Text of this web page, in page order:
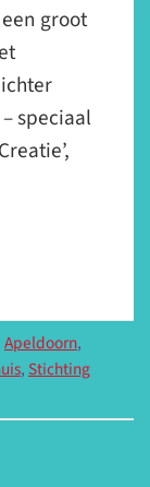
groot
speciaal
Apeldoorn,
, Stichting